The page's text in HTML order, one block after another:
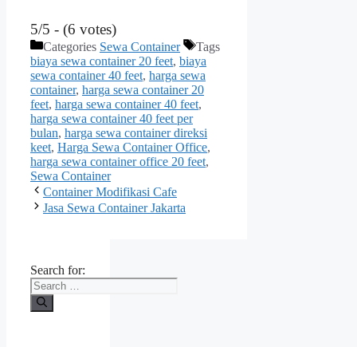
5/5 - (6 votes)
Categories Sewa Container
Tags
biaya sewa container 20 feet, biaya
sewa container 40 feet, harga sewa
container, harga sewa container 20
feet, harga sewa container 40 feet,
harga sewa container 40 feet per
bulan, harga sewa container direksi
keet, Harga Sewa Container Office,
harga sewa container office 20 feet,
Sewa Container
Container Modifikasi Cafe
Jasa Sewa Container Jakarta
Search for: